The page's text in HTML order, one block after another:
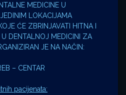
MEDICINE U
LOKACIJAMA
ĆE ZBRINJAVATI HITNA I
DENTALNOJ MEDICINI ZA
JE NA NAČIN:
– CENTAR
pacijenata: